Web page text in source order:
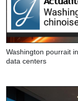
Washington pourrait
data centers